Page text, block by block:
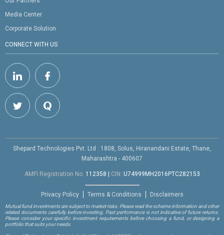
Media Center
Corporate Solution
CONNECT WITH US
Shepard Technologies Pvt. Ltd : 1808, Solus, Hiranandani Estate, Thane,
Maharashtra - 400607
AMFI Registration No. 112358 | CIN: U74999MH2016PTC282153
Privacy Policy Terms & Conditions Disclaimers
Mutual fund investments are subject to market risks. Please read the scheme information and other
related documents carefully before investing. Past performance is not indicative of future returns.
Please consider your specific investment requirements before choosing a fund, or designing a
portfolio that suits your needs.